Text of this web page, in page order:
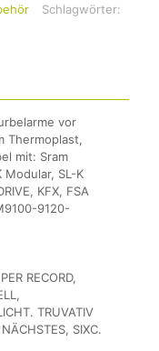
Schlagwörter:
vor
Thermoplast,
mit: Sram
Modular, SL-K
KFX, FSA
9120-
RECORD,
TRUVATIV
SIXC.